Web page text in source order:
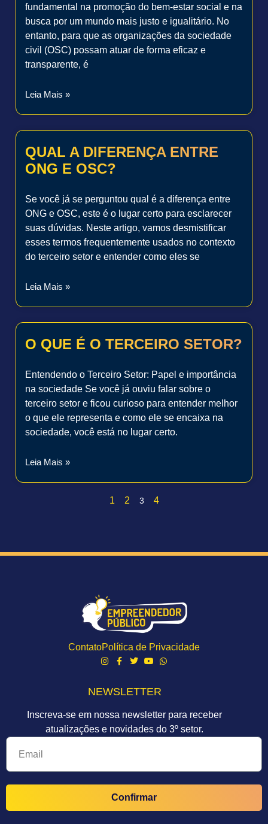
fundamental na promoção do bem-estar social e na
busca por um mundo mais justo e igualitário. No
entanto, para que as organizações da sociedade
civil (OSC) possam atuar de forma eficaz e
transparente, é
Leia Mais »
QUAL A DIFERENÇA ENTRE
ONG E OSC?
Se você já se perguntou qual é a diferença entre
ONG e OSC, este é o lugar certo para esclarecer
suas dúvidas. Neste artigo, vamos desmistificar
esses termos frequentemente usados no contexto
do terceiro setor e entender como eles se
Leia Mais »
O QUE É O TERCEIRO SETOR?
Entendendo o Terceiro Setor: Papel e importância
na sociedade Se você já ouviu falar sobre o
terceiro setor e ficou curioso para entender melhor
o que ele representa e como ele se encaixa na
sociedade, você está no lugar certo.
Leia Mais »
1 2 3 4
ContatoPolítica de Privacidade
NEWSLETTER
Inscreva-se em nossa newsletter para receber
atualizações e novidades do 3º setor.
Confirmar